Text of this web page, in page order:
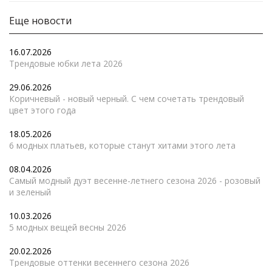
Еще новости
16.07.2026
Трендовые юбки лета 2026
29.06.2026
Коричневый - новый черный. С чем сочетать трендовый
цвет этого года
18.05.2026
6 модных платьев, которые станут хитами этого лета
08.04.2026
Самый модный дуэт весенне-летнего сезона 2026 - розовый
и зеленый
10.03.2026
5 модных вещей весны 2026
20.02.2026
Трендовые оттенки весеннего сезона 2026